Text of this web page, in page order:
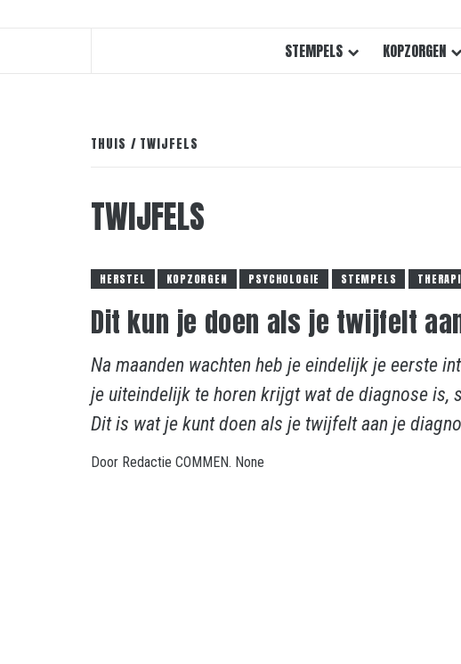
STEMPELS KOPZORGEN
THUIS TWIJFELS
TWIJFELS
HERSTEL KOPZORGEN PSYCHOLOGIE STEMPELS
Dit kun je doen als je twijfelt
Na maanden wachten heb je eindelijk je eerste
je uiteindelijk te horen krijgt wat de diagnose is,
Dit is wat je kunt doen als je twijfelt aan je
Door Redactie COMMEN. None